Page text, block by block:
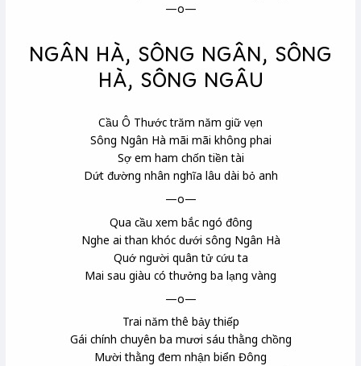
—o—
NGÂN HÀ, SÔNG NGÂN, SÔNG
HÀ, SÔNG NGÂU
Cầu Ô Thước trăm năm giữ vẹn
Sông Ngân Hà mãi mãi không phai
Sợ em ham chốn tiền tài
Dứt đường nhân nghĩa lâu dài bỏ anh
—o—
Qua cầu xem bắc ngó đông
Nghe ai than khóc dưới sông Ngân Hà
Quớ người quân tử cứu ta
Mai sau giàu có thưởng ba lạng vàng
—o—
Trai năm thê bảy thiếp
Gái chính chuyên ba mươi sáu thằng chồng
Mười thằng đem nhận biển Đông